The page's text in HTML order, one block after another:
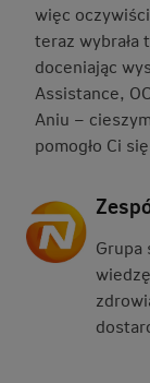
więc
teraz wybrała
doceniając
Assistance,
Aniu –
pomogło Ci
Grupa